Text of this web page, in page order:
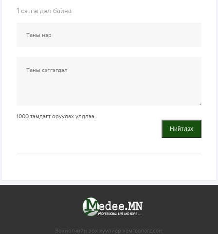
1 сэтгэгдэл байна
1000 тэмдэгт оруулах үлдлээ.
Нийтлэх
Зохиогчийн эрх хуулиар хамгаалагдсан.